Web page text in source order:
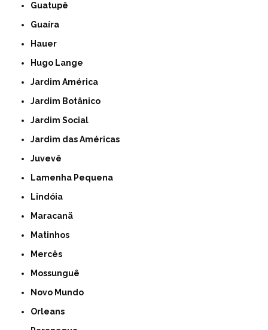
Guatupê
Guaíra
Hauer
Hugo Lange
Jardim América
Jardim Botânico
Jardim Social
Jardim das Américas
Juvevê
Lamenha Pequena
Lindóia
Maracanã
Matinhos
Mercês
Mossunguê
Novo Mundo
Orleans